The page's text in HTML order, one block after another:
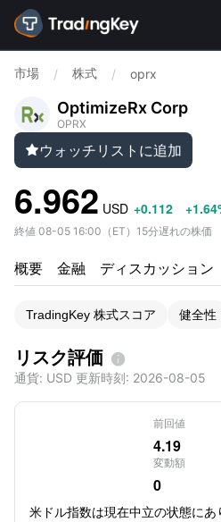
市場 / 株式 / oprx
OptimizeRx Corp
OPRX
ウォッチリストに追加
6.962 USD +0.112
終値 08-05 16:00 （ ET ） 15分遅れの株価
概要 金融 ディスカッション
TradingKey 株式スコア 健全性
リスク評価 
通貨: USD 更新時刻: 2026-08-05
前回値
4.19
変動額
0
米ドル指数は現在中立の状態に